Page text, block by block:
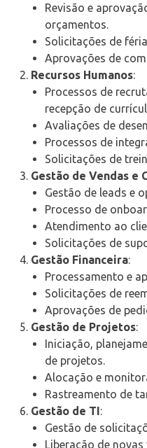
Revisão e
orçamentos.
Solicitações de
Aprovações de
Recursos Humanos:
Processos de
recepção de
Avaliações de
Processos de
Solicitações de
Gestão de Vendas e
Gestão de leads e
Processo de
Atendimento ao
Solicitações de
Gestão Financeira:
Processamento e
Solicitações de
Aprovações de
Gestão de Projetos:
Iniciação,
de projetos.
Alocação e
Rastreamento de
Gestão de TI:
Gestão de
Liberação de